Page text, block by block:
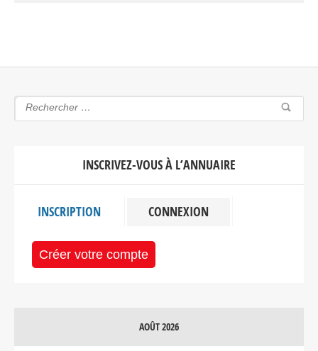
INSCRIVEZ-VOUS À L’ANNUAIRE
INSCRIPTION CONNEXION
Créer votre compte
AOÛT 2026